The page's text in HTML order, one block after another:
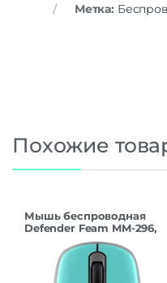
Метка:
Похожие
Мышь беспроводная
Defender Feam MM-296,